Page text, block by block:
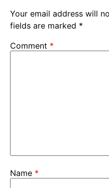
Your email address will
fields are marked *
Comment *
Name *